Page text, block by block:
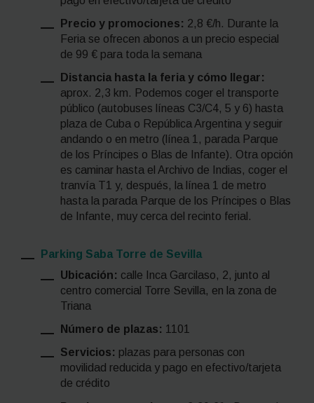
Precio y promociones: 2,8 €/h. Durante la
Feria se ofrecen abonos a un precio especial
de 99 € para toda la semana
Distancia hasta la feria y cómo llegar:
aprox. 2,3 km. Podemos coger el transporte
público (autobuses líneas C3/C4, 5 y 6) hasta
plaza de Cuba o República Argentina y seguir
andando o en metro (línea 1, parada Parque
de los Príncipes o Blas de Infante). Otra opción
es caminar hasta el Archivo de Indias, coger el
tranvía T1 y, después, la línea 1 de metro
hasta la parada Parque de los Príncipes o Blas
de Infante, muy cerca del recinto ferial.
Parking Saba Torre de Sevilla
Ubicación: calle Inca Garcilaso, 2, junto al
centro comercial Torre Sevilla, en la zona de
Triana
Número de plazas: 1101
Servicios: plazas para personas con
movilidad reducida y pago en efectivo/tarjeta
de crédito